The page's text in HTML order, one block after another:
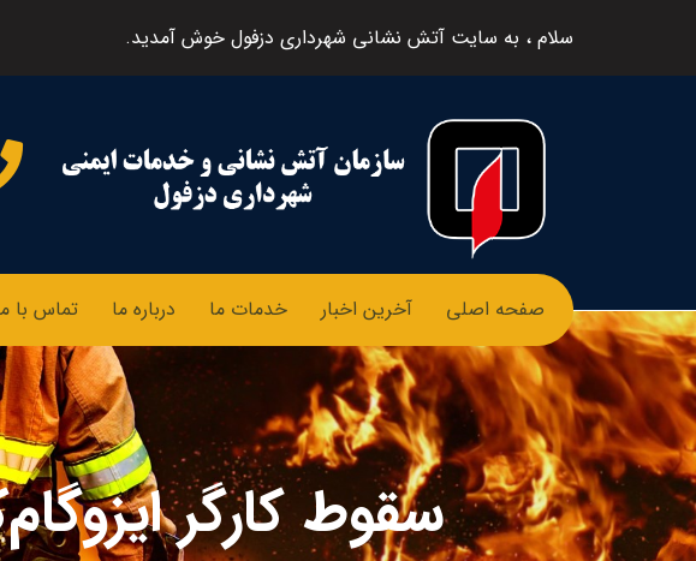
سلام ، به سایت آتش نشانی شهرداری دزفول خوش آمدید.
صفحه اصلی آخرین اخبار خدمات ما درباره ما تماس با
سقوط کارگر ایزوگام‌کار از